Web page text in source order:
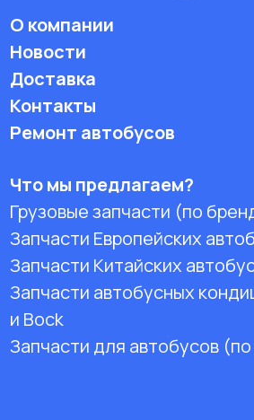
О компании
Новости
Доставка
Контакты
Ремонт автобусов
Что мы предлагаем?
Грузовые запчасти (по
Запчасти Европейских
Запчасти Китайских
Запчасти автобусных
и Bock
Запчасти для автобусов